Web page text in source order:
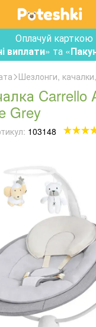
Оплачуй карткою
виплати» та «
Шезлонги,
Carrello
Grey
103148